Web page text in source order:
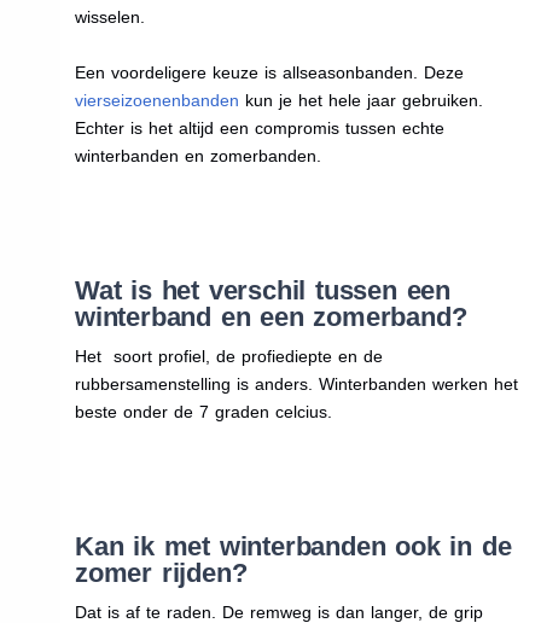
wisselen.
Een voordeligere keuze is allseasonbanden. Deze
vierseizoenenbanden kun je het hele jaar gebruiken.
Echter is het altijd een compromis tussen echte
winterbanden en zomerbanden.
Wat is het verschil tussen een
winterband en een zomerband?
Het soort profiel, de profiediepte en de
rubbersamenstelling is anders. Winterbanden werken het
beste onder de 7 graden celcius.
Kan ik met winterbanden ook in de
zomer rijden?
Dat is af te raden. De remweg is dan langer, de grip